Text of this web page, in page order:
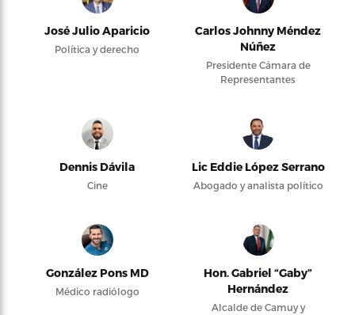
José Julio Aparicio
Política y derecho
Carlos Johnny Méndez
Núñez
Presidente Cámara de
Representantes
Dennis Dávila
Cine
Lic Eddie López Serrano
Abogado y analista político
González Pons MD
Médico radiólogo
Hon. Gabriel “Gaby”
Hernández
Alcalde de Camuy y